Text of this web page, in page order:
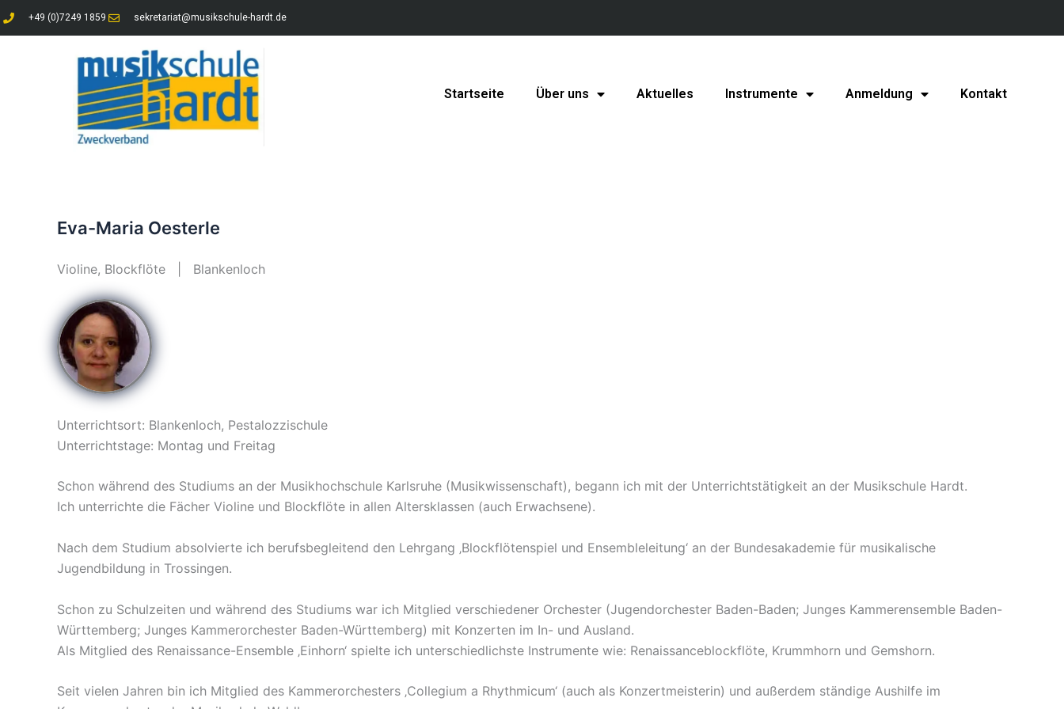
springen
Zum
+49 (0)7249 1859 sekretariat@musikschule-hardt.de
Startseite Über uns Aktuelles Instrumente Anmeldung Kontakt
Eva-Maria Oesterle
Violine, Blockflöte | Blankenloch
Unterrichtsort: Blankenloch, Pestalozzischule
Unterrichtstage: Montag und Freitag
Schon während des Studiums an der Musikhochschule Karlsruhe (Musikwissenschaft), begann ich mit der Unterrichtstätigkeit an der Musikschule Hardt.
Ich unterrichte die Fächer Violine und Blockflöte in allen Altersklassen (auch Erwachsene).
Nach dem Studium absolvierte ich berufsbegleitend den Lehrgang ‚Blockflötenspiel und Ensembleleitung‘ an der Bundesakademie für musikalische
Jugendbildung in Trossingen.
Schon zu Schulzeiten und während des Studiums war ich Mitglied verschiedener Orchester (Jugendorchester Baden-Baden; Junges Kammerensemble Baden-
Württemberg; Junges Kammerorchester Baden-Württemberg) mit Konzerten im In- und Ausland.
Als Mitglied des Renaissance-Ensemble ‚Einhorn‘ spielte ich unterschiedlichste Instrumente wie: Renaissanceblockflöte, Krummhorn und Gemshorn.
Seit vielen Jahren bin ich Mitglied des Kammerorchesters ‚Collegium a Rhythmicum‘ (auch als Konzertmeisterin) und außerdem ständige Aushilfe im